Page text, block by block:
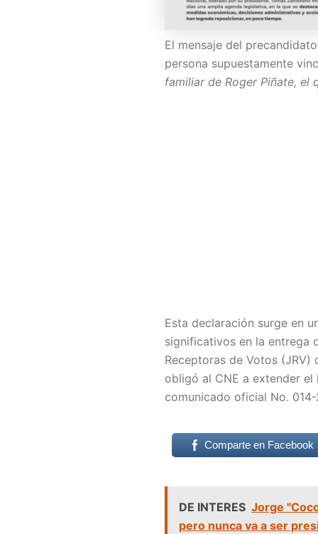
El mensaje del
persona supuestamente
familiar de Roger Piñate, el
Esta declaración surge en
significativos en la entrega
Receptoras de Votos
obligó al CNE a extender
comunicado oficial No.
Comparte en Facebook
DE INTERES Jorge
pero nunca va a ser